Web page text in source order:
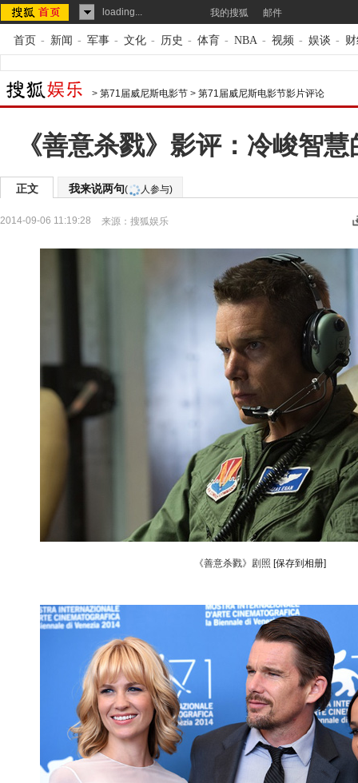
loading... 我的搜狐 邮件
首页 - 新闻 - 军事 - 文化 - 历史 - 体育 - NBA - 视频 - 娱谈 -
> 第71届威尼斯电影节 > 第71届威尼斯电影节影片评论
《善意杀戮》影评：冷峻智
正文 我来说两句( 人参与)
2014-09-06 11:19:28 来源： 搜狐娱乐
《善意杀戮》剧照 [保存到相册]